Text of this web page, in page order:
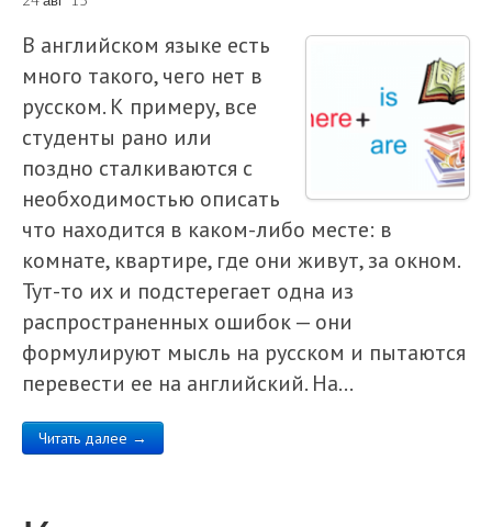
В английском языке есть
много такого, чего нет в
русском. К примеру, все
студенты рано или
поздно сталкиваются с
необходимостью описать
что находится в каком-либо месте: в
комнате, квартире, где они живут, за окном.
Тут-то их и подстерегает одна из
распространенных ошибок — они
формулируют мысль на русском и пытаются
перевести ее на английский. На…
Читать далее →